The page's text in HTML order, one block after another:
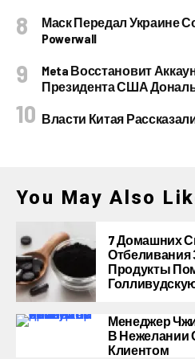
Маск Передал Украине
Powerwall
Meta Восстановит
Президента США
Власти Китая
You May Also
7 Домашних
Отбеливания
Продукты
Менеджер
В Нежелании
Клиентом